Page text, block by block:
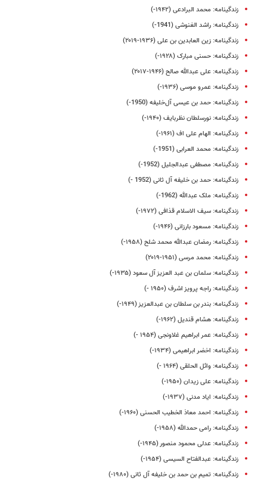
زندگینامه: محمد البرادعی (۱۹۴۲-)
زندگینامه: راشد الغنوشی (1941-)
زندگینامه: زین العابدین بن علی (۱۹۳۶-۲۰۱۹)
زندگینامه: حسنی مبارک (۱۹۲۸-)
زندگینامه: علی عبدالله صالح (۱۹۴۶-۲۰۱۷)
زندگینامه: عمرو موسی (۱۹۳۶-)
زندگینامه: حمد بن عیسی آل‌خلیفه (1950-)
زندگینامه: نورسلطان نظربایف (۱۹۴۰-)
زندگینامه: الهام علی‌ اف (۱۹۶۱-)
زندگینامه: محمد العرابی (1951-)
زندگینامه: مصطفی عبدالجلیل (1952-)
زندگینامه: حمد بن خلیفه آل ثانی (1952 -)
زندگینامه: ملک عبدالله (1962-)
زندگینامه: سیف الاسلام قذافی (۱۹۷۲-)
زندگینامه: مسعود بارزانی (۱۹۴۶-)
زندگینامه: رمضان عبدالله محمد شلح (۱۹۵۸-)
زندگینامه: محمد مرسی (۱۹۵۱-۲۰۱۹)
زندگینامه: سلمان بن عبد العزیز آل سعود (۱۹۳۵-)
زندگینامه: راجه پرویز اشرف (۱۹۵۰ -)
زندگینامه: بندر بن سلطان بن عبدالعزیز (۱۹۴۹-)
زندگینامه: هشام قندیل (۱۹۶۲-)
زندگینامه: عمر ابراهیم غلاونجی (۱۹۵۴ -)
زندگینامه: اخضر ابراهیمی (۱۹۳۴-)
زندگینامه: وائل الحلقی (۱۹۶۴ -)
زندگینامه: علی زیدان (۱۹۵۰-)
زندگینامه: ایاد مدنی (۱۹۳۷-)
زندگینامه: احمد ‌معاذ‌ الخطیب‌ الحسنی (۱۹۶۰-)
زندگینامه: رامی حمدالله (۱۹۵۸-)
زندگینامه: عدلی محمود منصور (۱۹۴۵-)
زندگینامه: عبدالفتاح السیسی (۱۹۵۴-)
زندگینامه: تمیم بن حمد بن خلیفه آل ثانی (۱۹۸۰-)